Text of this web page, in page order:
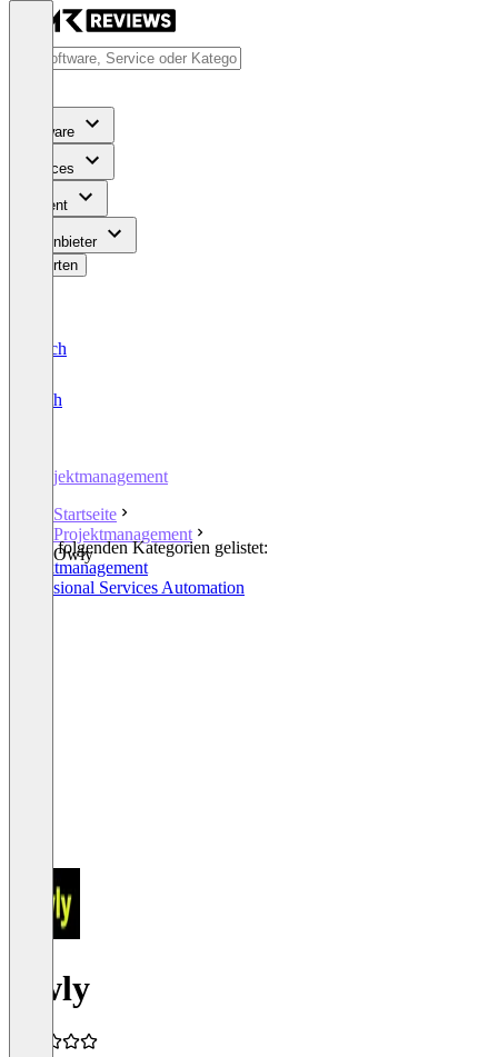
Software
Services
Content
Für Anbieter
Bewerten
Deutsch
English
Projektmanagement
Startseite
Projektmanagement
Owly
In den folgenden Kategorien gelistet:
Projektmanagement
Professional Services Automation
Owly